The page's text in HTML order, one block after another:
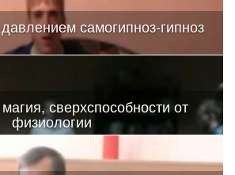
самогипноз-гипноз
сверхспособности от
физиологии